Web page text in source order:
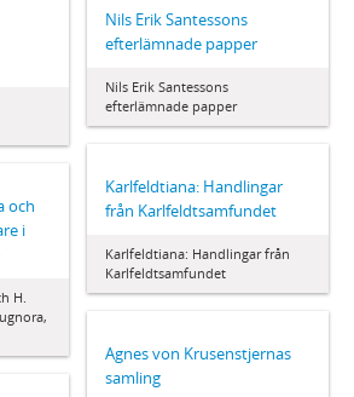
Nils Erik Santessons
efterlämnade papper
Nils Erik Santessons
efterlämnade papper
Karlfeldtiana: Handlingar
från Karlfeldtsamfundet
Karlfeldtiana: Handlingar från
Karlfeldtsamfundet
och
i
H.
Agnes von Krusenstjernas
samling